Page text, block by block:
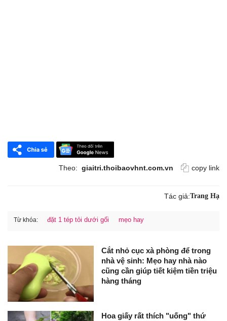
Theo: giaitri.thoibaovhnt.com.vn copy link
Tác giả:Trang Hạ
Từ khóa: đặt 1 tép tỏi dưới gối mẹo hay
Cắt nhỏ cục xà phòng để trong
nhà vệ sinh: Mẹo hay nhà nào
cũng cần giúp tiết kiệm tiền triệu
hàng tháng
Hoa giấy rất thích "uống" thứ